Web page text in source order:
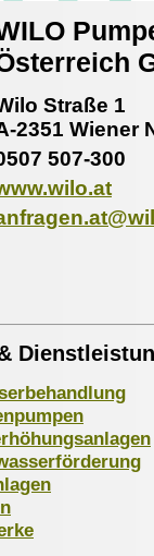
Straße 1
2351 Wiener
507-300